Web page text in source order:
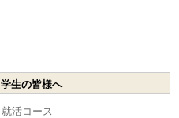
学生の皆様へ
就活コース